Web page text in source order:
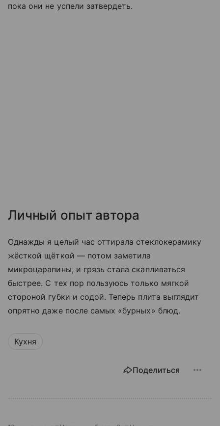
пока они не успели затвердеть.
Личный опыт автора
Однажды я целый час оттирала стеклокерамику
жёсткой щёткой — потом заметила
микроцарапины, и грязь стала скапливаться
быстрее. С тех пор пользуюсь только мягкой
стороной губки и содой. Теперь плита выглядит
опрятно даже после самых «бурных» блюд.
Кухня
Поделиться